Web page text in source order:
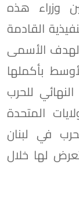
وزراء هذه
القادمة
الأسمى
بأكملها
للحرب
المتحدة
في لبنان
لها خلال